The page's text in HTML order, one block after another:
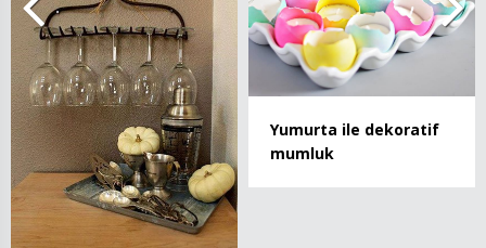
Yumurta ile dekoratif
mumluk